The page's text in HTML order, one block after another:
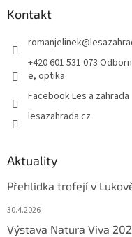
Kontakt
romanjelinek@
+420 601 531 073
e, optika
Facebook Les a zahrada
lesazahrada.cz
Aktuality
Přehlídka trofejí v
30.4.2026
Výstava Natura Viva